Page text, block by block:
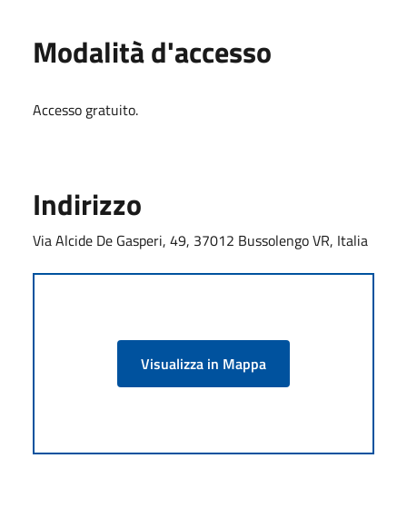
Modalità d'accesso
Accesso gratuito.
Indirizzo
Via Alcide De Gasperi, 49, 37012 Bussolengo VR, Italia
Visualizza in Mappa